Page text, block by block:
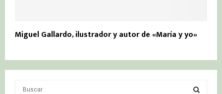
Miguel Gallardo, ilustrador y autor de «María y yo»